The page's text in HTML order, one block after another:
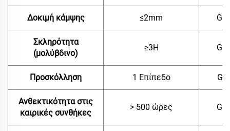
Δοκιμή κάμψης ≤2mm
Σκληρότητα
(μολύβδινο)
≥3H
Προσκόλληση 1 Επίπεδο
Ανθεκτικότητα στις
καιρικές συνθήκες
> 500 ώρες